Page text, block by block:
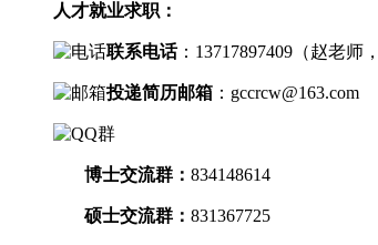
人才就业求职：
联系电话： 13717897409（赵老师，
投递简历邮箱 ： gccrcw@163.com
博士交流群 ： 834148614
硕士交流群： 831367725